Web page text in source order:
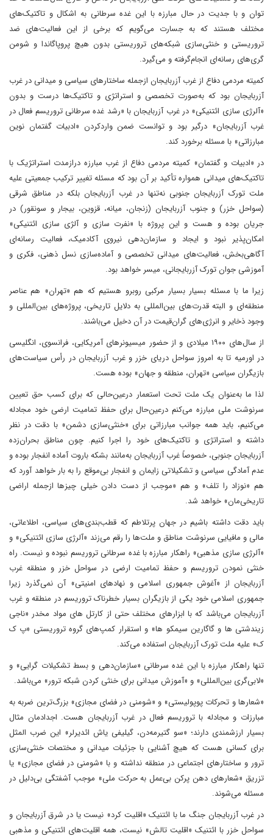
توان و با جدیت در حال مبارزه با این غده سرطانی به اشکال و تاکتیک‌های
مختلف هستند که به جسارت می‌گویم که برخی از این فعالیت‌های ضد
تروریستی و خنثی‌سازی شبکه‌های تروریستی بدون هیچ پروپاگاندا و شومن
گری‌های رسانه‌ای انجام‌گرفته و می‌گیرد.
کمیته مردمی دفاع از غرب آزربایجان ازجمله ساختارهای سیاسی ‌و میدانی در غرب
آزربایجان بود که به‌صورت تخصصی و استراتژی و تاکتیک‌ها درست و بدون
«آلرژی سازی ائتنیکی» در غرب آزربایجان با «رشد غده سرطانی تروریسم فعال در
غرب آزربایجان» درگیر بود و توانست ضمن واردکردن «ادبیات ‌‌گفتمان نوین
مبارزاتی» با مسئله برخورد کند.
در «ادبیات و گفتمان» کمیته مردمی دفاع از غرب مبارزه درازمدت استراتژیک با
تاکتیک‌های میدانی همواره تأکید بر آن بود که مسئله تغییر ترکیب جمعیتی علیه
ملت تورک آزربایجان جنوبی نه‌تنها در غرب آزربایجان بلکه در مناطق شرقی
(سواحل خزر) و جنوب آزربایجان (زنجان، میانه، قزوین، بیجار و سونقور) در
جریان بوده و هست و این پروژه با «نفرت سازی و آلژی سازی ائتنیکی»
امکان‌پذیر نبود و ایجاد و سازمان‌دهی نیروی آکادمیک، فعالیت رسانه‌ای
آگاهی‌بخش، فعالیت‌های میدانی تخصصی و آماده‌سازی نسل ذهنی، فکری و
آموزشی جوان تورک آزربایجانی، میسر خواهد بود.
زیرا ما با مسئله بسیار بسیار مرکبی روبرو هستیم که هم «تهران» هم عناصر
منطقه‌ای و البته قدرت‌های بین‌المللی به دلایل تاریخی، پروژه‌های بین‌المللی و
وجود ذخایر و ‌‌انرژی‌های گران‌قیمت در آن دخیل می‌باشند.
از سال‌های ۱۹۰۰ میلادی و از حضور میسیونرهای آمریکایی، فرانسوی، انگلیسی
در اورمیه تا به امروز سواحل دریای خزر و غرب آزربایجان در رأس سیاست‌های
بازیگران سیاسی «تهران، منطقه و جهان» بوده ‌‌هست.
لذا ما به‌عنوان یک ملت تحت استعمار درعین‌حالی که برای کسب حق تعیین
سرنوشت ملی مبارزه می‌کنم درعین‌حال برای حفظ تمامیت ارضی خود مجادله
می‌کنیم، باید همه جوانب مبارزاتی برای «خنثی‌سازی دشمن» با دقت در نظر
داشته و استراتژی و تاکتیک‌های خود را اجرا کنیم. چون مناطق بحران‌زده
آزربایجان جنوبی، خصوصاً غرب آزربایجان به‌مانند بشکه باروت آماده انفجار بوده و
عدم آمادگی سیاسی و تشکیلاتی زایمان و انفجار بی‌موقع را به بار خواهد آورد که
هم «نوزاد را تلف» و هم «موجب از دست دادن خیلی چیزها ازجمله اراضی
تاریخی‌مان» خواهد شد.
باید دقت داشته باشیم در جهان پرتلاطم که قطب‌بندی‌های سیاسی، اطلاعاتی،
مالی و مافیایی سرنوشت مناطق و ملت‌ها را رقم می‌زند «آلرژی سازی ائتنیکی» و
«آلرژی سازی مذهبی» راهکار مبارزه با غده سرطانی تروریسم نبوده و نیست. راه
خنثی نمودن تروریسم و حفظ تمامیت ارضی در سواحل خزر و منطقه غرب
آزربایجان از «آغوش جمهوری اسلامی و نهادهای امنیتی» آن نمی‌گذرد زیرا
جمهوری اسلامی خود یکی از بازیگران بسیار خطرناک تروریسم در منطقه و غرب
آزربایجان می‌باشد که با ابزارهای مختلف حتی از کارتل های مواد مخدر «ناجی
زیندشتی ها و گاگارین سیمکو ها» و استقرار کمپ‌های گروه تروریستی «پ ک
ک» علیه ملت تورک آزربایجان استفاده می‌کند.
تنها راهکار مبارزه با این غده سرطانی «سازمان‌دهی و بسط تشکیلات گرایی» و
«لابی‌گری بین‌المللی» و «آموزش میدانی برای خنثی کردن شبکه ترور» می‌باشد.
«شعارها و تحرکات پوپولیستی» و «شومنی در فضای مجازی» بزرگ‌ترین ضربه به
مبارزات و مجادله با تروریسم فعال در غرب آزربایجان هست. اجدادمان مثال
بسیار ارزشمندی دارند؛ «سو گتیرمه‌دن، گیلیفی یاش ائدیرلر» این ضرب المثل
برای کسانی هست که هیچ آشنایی با جزئیات میدانی و مختصات خنثی‌سازی
ترور و ساختارهای اجتماعی در منطقه نداشته و با «شومنی در فضای مجازی» یا
تزریق «شعارهای دهن پرکن بی‌عمل به حرکت ملی» موجب آشفتگی بی‌دلیل در
مسئله می‌شوند.
در غرب آزربایجان جنگ ما با ائتنیک «اقلیت کرد» نیست یا در شرق آزربایجان و
سواحل خزر با ائتنیک «اقلیت تالش» نیست، همه اقلیت‌های ائتنیکی و مذهبی